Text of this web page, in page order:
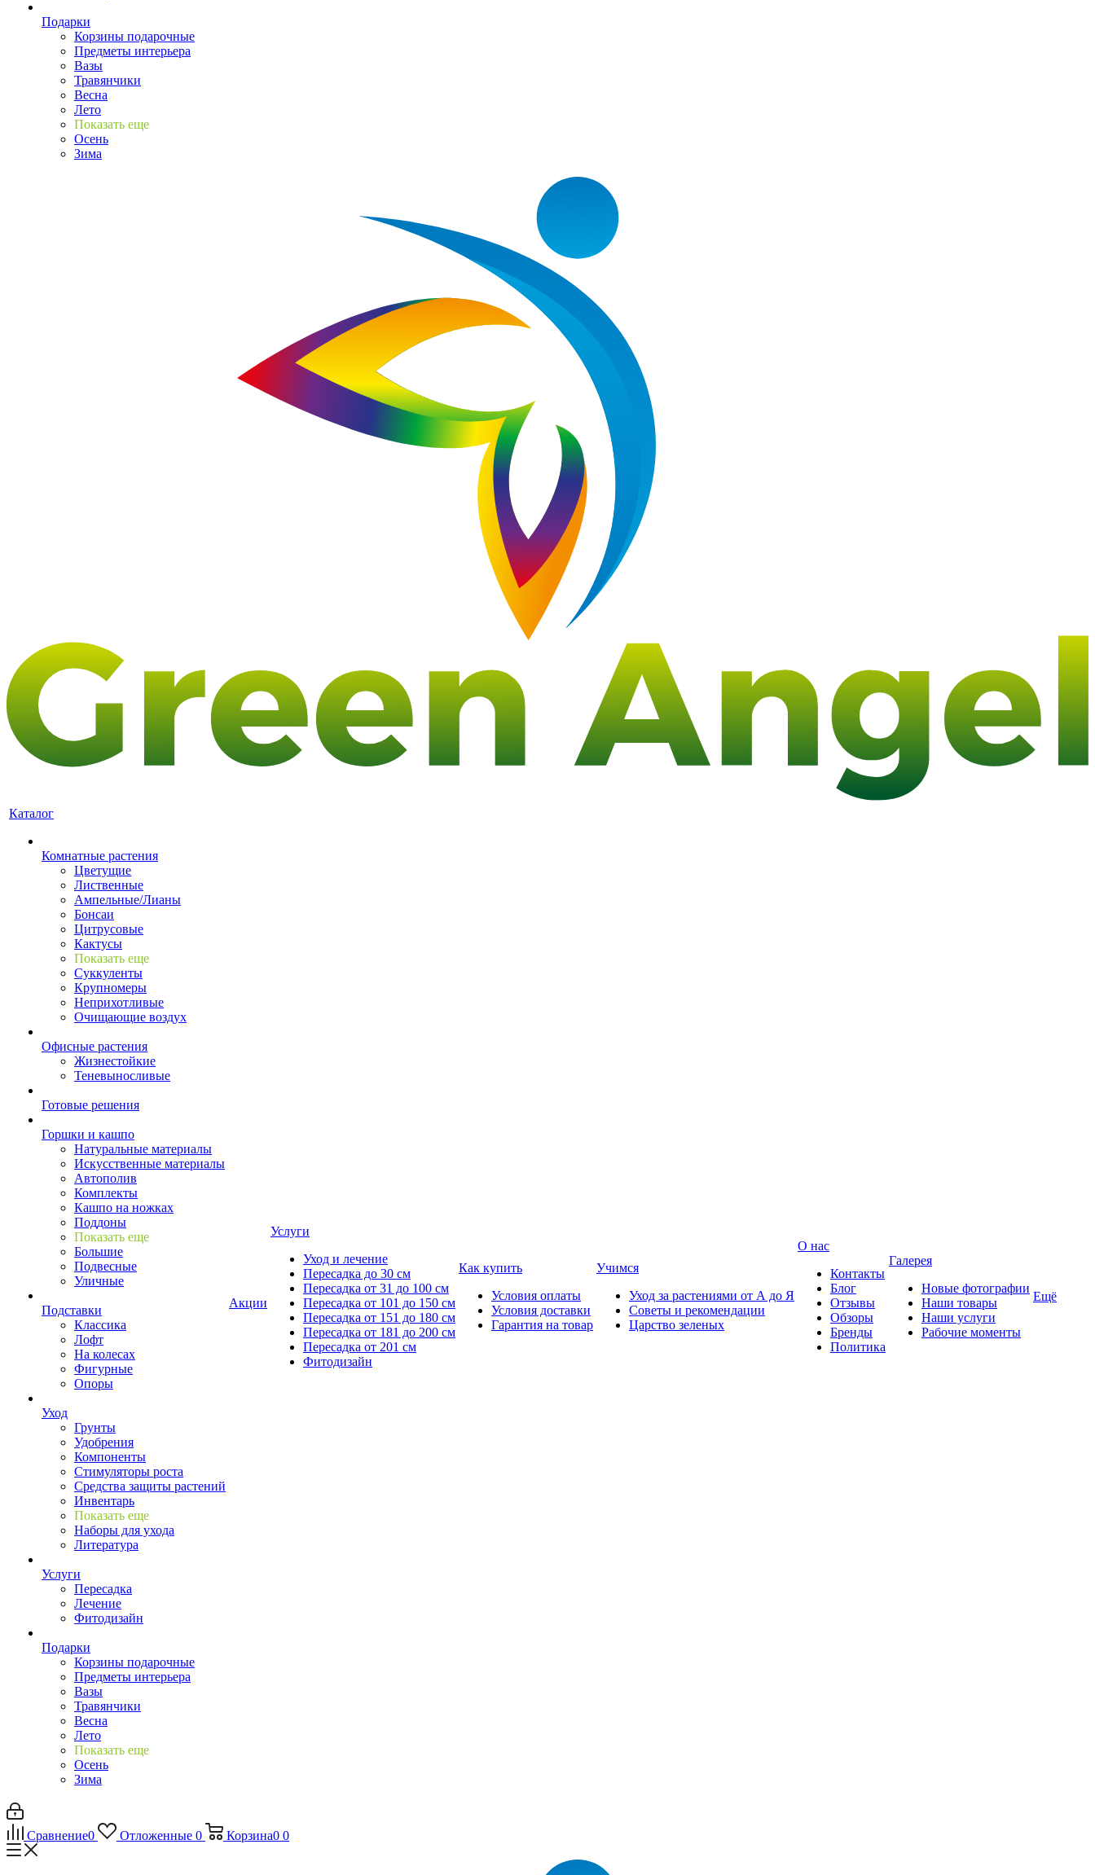
Подарки
Корзины подарочные
Предметы интерьера
Вазы
Травянчики
Весна
Лето
Показать еще
Осень
Зима
Каталог
Комнатные растения
Цветущие
Лиственные
Ампельные/Лианы
Бонсаи
Цитрусовые
Кактусы
Показать еще
Суккуленты
Крупномеры
Неприхотливые
Очищающие воздух
Офисные растения
Жизнестойкие
Теневыносливые
Готовые решения
Горшки и кашпо
Натуральные материалы
Искусственные материалы
Автополив
Комплекты
Кашпо на ножках
Поддоны
Показать еще
Большие
Подвесные
Уличные
Подставки
Классика
Лофт
На колесах
Фигурные
Опоры
Уход
Грунты
Удобрения
Компоненты
Стимуляторы роста
Средства защиты растений
Инвентарь
Показать еще
Наборы для ухода
Литература
Услуги
Пересадка
Лечение
Фитодизайн
Подарки
Корзины подарочные
Предметы интерьера
Вазы
Травянчики
Весна
Лето
Показать еще
Осень
Зима
Акции
Услуги
Уход и лечение
Пересадка до 30 см
Пересадка от 31 до 100 см
Пересадка от 101 до 150 см
Пересадка от 151 до 180 см
Пересадка от 181 до 200 см
Пересадка от 201 см
Фитодизайн
Как купить
Условия оплаты
Условия доставки
Гарантия на товар
Учимся
Уход за растениями от А до Я
Советы и рекомендации
Царство зеленых
О нас
Контакты
Блог
Отзывы
Обзоры
Бренды
Политика
Галерея
Новые фотографии
Наши товары
Наши услуги
Рабочие моменты
Ещё
Сравнение0 Отложенные 0 Корзина0 0